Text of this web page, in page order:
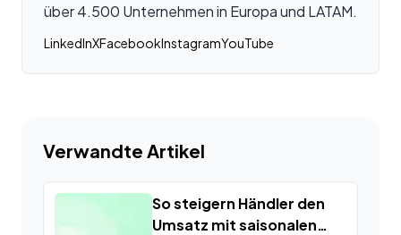
über 4.500 Unternehmen in Europa und LATAM.
LinkedInXFacebookInstagramYouTube
Verwandte Artikel
So steigern Händler den
Umsatz mit saisonalen